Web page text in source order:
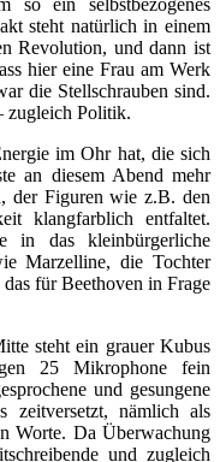
steht natürlich in einem
Revolution, und dann ist
hier eine Frau am Werk
die Stellschrauben sind.
zugleich Politik.
im Ohr hat, die sich
an diesem Abend mehr
der Figuren wie z.B. den
klangfarblich entfaltet.
in das kleinbürgerliche
Marzelline, die Tochter
für Beethoven in Frage
steht ein grauer Kubus
25 Mikrophone fein
und gesungene
zeitversetzt, nämlich als
Worte. Da Überwachung
und zugleich